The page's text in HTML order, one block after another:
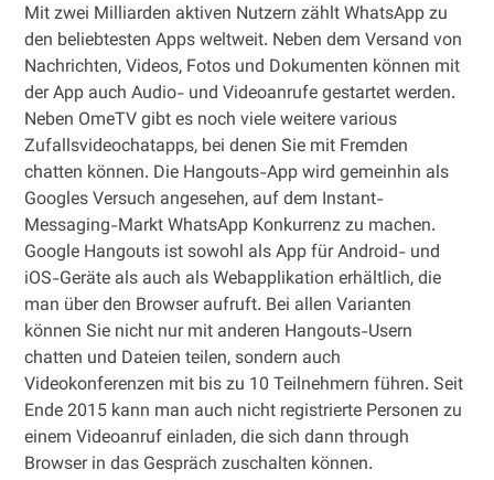
Mit zwei Milliarden aktiven Nutzern zählt WhatsApp zu
den beliebtesten Apps weltweit. Neben dem Versand von
Nachrichten, Videos, Fotos und Dokumenten können mit
der App auch Audio- und Videoanrufe gestartet werden.
Neben OmeTV gibt es noch viele weitere various
Zufallsvideochatapps, bei denen Sie mit Fremden
chatten können. Die Hangouts-App wird gemeinhin als
Googles Versuch angesehen, auf dem Instant-
Messaging-Markt WhatsApp Konkurrenz zu machen.
Google Hangouts ist sowohl als App für Android- und
iOS-Geräte als auch als Webapplikation erhältlich, die
man über den Browser aufruft. Bei allen Varianten
können Sie nicht nur mit anderen Hangouts-Usern
chatten und Dateien teilen, sondern auch
Videokonferenzen mit bis zu 10 Teilnehmern führen. Seit
Ende 2015 kann man auch nicht registrierte Personen zu
einem Videoanruf einladen, die sich dann through
Browser in das Gespräch zuschalten können.